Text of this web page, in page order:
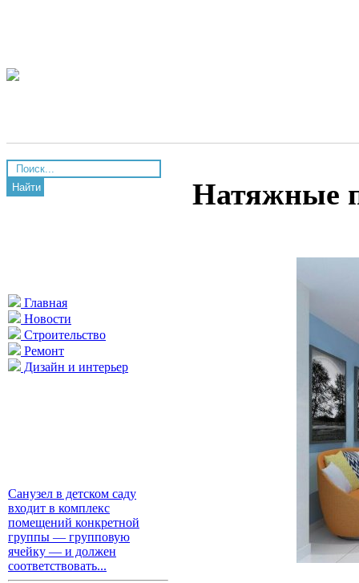
Найти
Главная
Новости
Строительство
Ремонт
Дизайн и интерьер
Санузел в детском саду
входит в комплекс
помещений конкретной
группы — групповую
ячейку — и должен
соответствовать...
Натяжные